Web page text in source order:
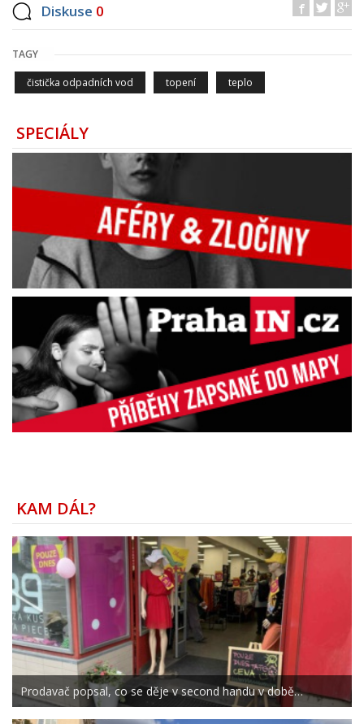
Diskuse 0
TAGY
čistička odpadních vod topení teplo
SPECIÁLY
KAM DÁL?
Prodavač popsal, co se děje v second handu v době…